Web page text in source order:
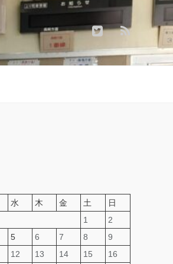
水 木 金 土
日
1
2
5 6 7 8
9
12 13 14 15 16